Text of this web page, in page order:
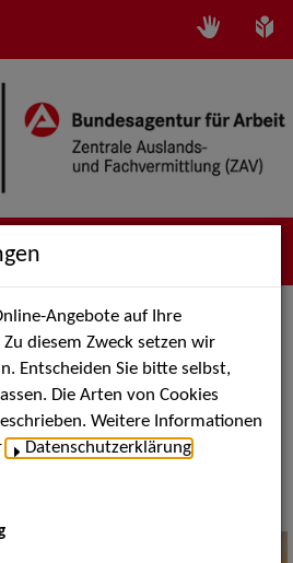
als PDF speichern
Jazz
Angebote auf Ihre
diesem Zweck setzen wir
Entscheiden Sie bitte selbst,
Die Arten von Cookies
Weitere Informationen
Datenschutzerklärung